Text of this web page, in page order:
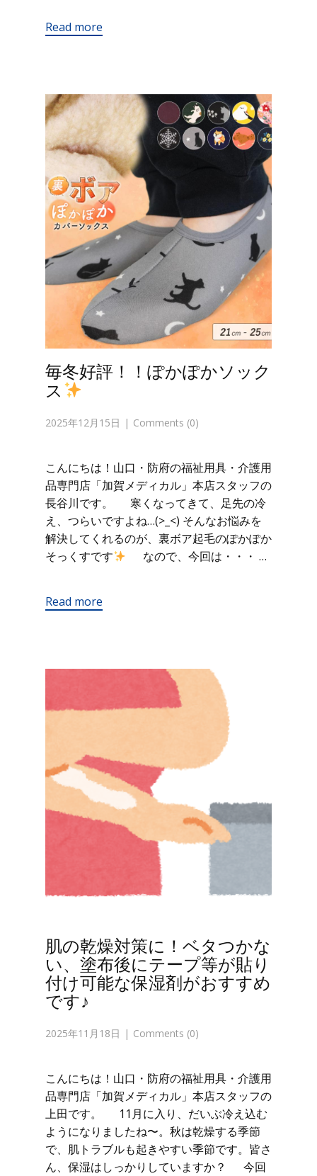
Read more
毎冬好評！！ぽかぽかソック
ス
2025年12月15日 Comments (0)
こんにちは！山口・防府の福祉用具・介護用
品専門店「加賀メディカル」本店スタッフの
長谷川です。 寒くなってきて、足先の冷
え、つらいですよね…(>_<) そんなお悩みを
解決してくれるのが、裏ボア起毛のぽかぽか
そっくすです
なので、今回は・・・ …
Read more
肌の乾燥対策に！ベタつかな
い、塗布後にテープ等が貼り
付け可能な保湿剤がおすすめ
です♪
2025年11月18日 Comments (0)
こんにちは！山口・防府の福祉用具・介護用
品専門店「加賀メディカル」本店スタッフの
上田です。 11月に入り、だいぶ冷え込む
ようになりましたね〜。秋は乾燥する季節
で、肌トラブルも起きやすい季節です。皆さ
ん、保湿はしっかりしていますか？ 今回